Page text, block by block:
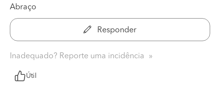
Abraço
Responder
Inadequado? Reporte uma incidência
Útil